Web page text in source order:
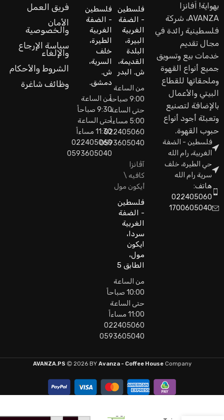
بهواية! اَفانزا
AVANZA، شركة
فلسطينية رائدة في
مجال تقديم
خدمات بيع وتسويق
جميع أنواع القهوة
وملحقاتها للقطاع
البيتي والأعمال
بالإضافة لتصنيع
وتعبئة أجود أنواع
حبوب القهوة.
فلسطين - الضفة
الغربية، رام الله
حي الطيرة، خلف
سرية رام الله
هاتف:
022405060
1700605040
فلسطين
- الضفة
الغربية
البيرة،
البلدة
القديمة،
ش. البدر
من الساعة
9:00 صباحاً
حتى الساعة
5:00 مساءاً
022405060
0593605040
فلسطين
- الضفة
الغربية
الطيرة،
خلف
السرية،
ش.
دمشق.
من الساعة
9:30 صباحاً
حتى الساعة
11:30 مساءاً
022405060
0593605040
آڤانزا
كافيه \
أيكون مول
فلسطين
- الضفة
الغربية
سردا،
ايكون
مول،
الطابق 5
من الساعة
10:00 صباحاً
حتى الساعة
11:00 مساءاً
0593605040
فريق العمل
الأمان
والخصوصية
سياسة الإرجاع
والإلغاء
الشروط والأحكام
وظائف شاغرة
AVANZA.PS 2026 BY Avanza - Coffee HouseCompany
53